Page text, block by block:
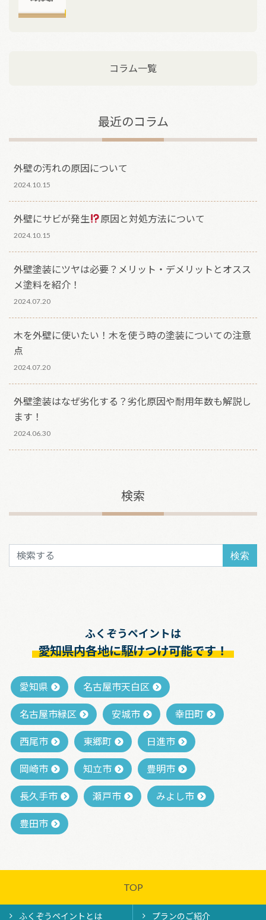
コラム一覧
最近のコラム
外壁の汚れの原因について
2024.10.15
外壁にサビが発生 原因と対処方法について
2024.10.15
外壁塗装にツヤは必要？メリット・デメリットとオスス
メ塗料を紹介！
2024.07.20
木を外壁に使いたい！木を使う時の塗装についての注意
点
2024.07.20
外壁塗装はなぜ劣化する？劣化原因や耐用年数も解説し
ます！
2024.06.30
検索
検索
ふくぞうペイントは
愛知県内各地に駆けつけ可能です！
愛知県 名古屋市天白区
名古屋市緑区 安城市 幸田町
西尾市 東郷町 日進市
岡崎市 知立市 豊明市
長久手市 瀬戸市 みよし市
豊田市
TOP
ふくぞうペイントとは プランのご紹介